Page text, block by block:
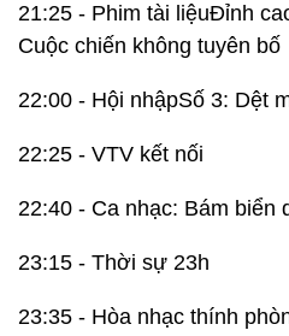
21:25 - Phim tài liệuĐỉnh
Cuộc chiến không tuyên bố
22:00 - Hội nhậpSố 3: Dệt
22:25 - VTV kết nối
22:40 - Ca nhạc: Bám biển
23:15 - Thời sự 23h
23:35 - Hòa nhạc thính